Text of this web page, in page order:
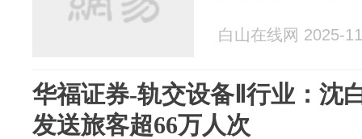
白山在线网 2025-
华福证券-轨交设备Ⅱ行业：沈
发送旅客超66万人次